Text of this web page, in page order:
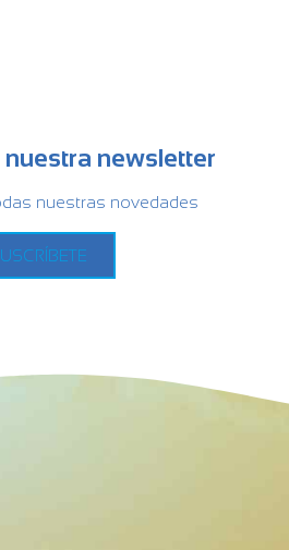
nuestra newsletter
nuestras novedades